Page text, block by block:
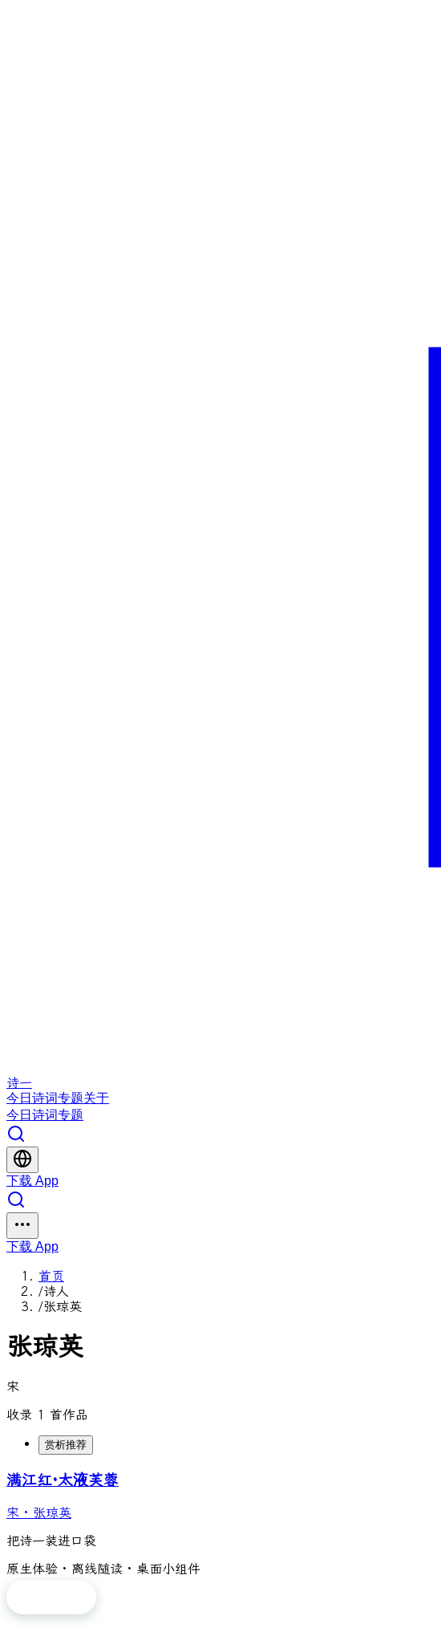
诗一
今日 诗词专题关于
今日 诗词专题
下载 App
下载 App
首页
/诗人
/张琼英
张琼英
宋
收录 1 首作品
赏析推荐
满江红·太液芙蓉
宋 · 张琼英
把诗一装进口袋
原生体验 · 离线随读 · 桌面小组件